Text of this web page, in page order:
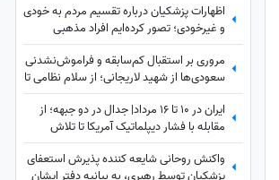
اظهارات پزشکیان درباره تقسیم مردم به خودی
و غیرخودی؛ تصور کرده‌ایم افراد مذهبی
«خودی» هستند و ...
مروری بر استقبال کم‌سابقه و فراموش‌نشدنی
سعودی‌ها از شهید لاریجانی؛ از سلام نظامی تا
دست به سینه بودن بن‌سلمان مقابل دبیر
فقید شورای عالی امنیت ملی +عکس
ایران در 10 تا 16 مرداد| جدال در دو جبهه؛ از
مقابله با فشار دیپلماتیک آمریکا تا تلاش
فشرده دولت برای حل ناترازی برق
واکنش روحانی شایعه کننده پذیرش استعفای
پزشکیان توسط رهبری، به بیانیه دفتر ایشان